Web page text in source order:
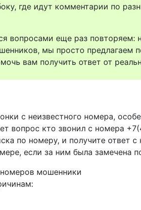
где идут комментарии по
вопросами еще раз повторяем:
мы просто предлагаем
вам получить ответ от
с неизвестного номера,
вопрос кто звонил с номера
по номеру, и получите ответ
если за ним была замечена
мошенники